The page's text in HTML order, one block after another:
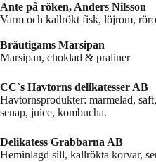
Ante på röken, Anders Nilsson
Varm och kallrökt fisk, löjrom,
Bräutigams Marsipan
Marsipan, choklad & praliner
CC`s Havtorns delikatesser AB
Havtornsprodukter: marmelad,
senap, juice, kombucha.
Delikatess Grabbarna AB
Heminlagd sill, kallrökta korvar,